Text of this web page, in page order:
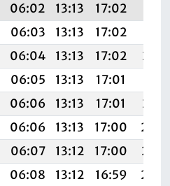
06:02 13:13 17:02
06:03 13:13 17:02
06:04 13:13 17:02
06:05 13:13 17:01
06:06 13:13 17:01
06:06 13:13 17:00
06:07 13:12 17:00
06:08 13:12 16:59